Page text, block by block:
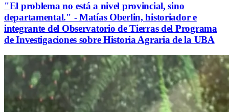
"El problema no está a nivel provincial, sino
departamental." - Matías Oberlin, historiador e
integrante del Observatorio de Tierras del Programa
de Investigaciones sobre Historia Agraria de la UBA